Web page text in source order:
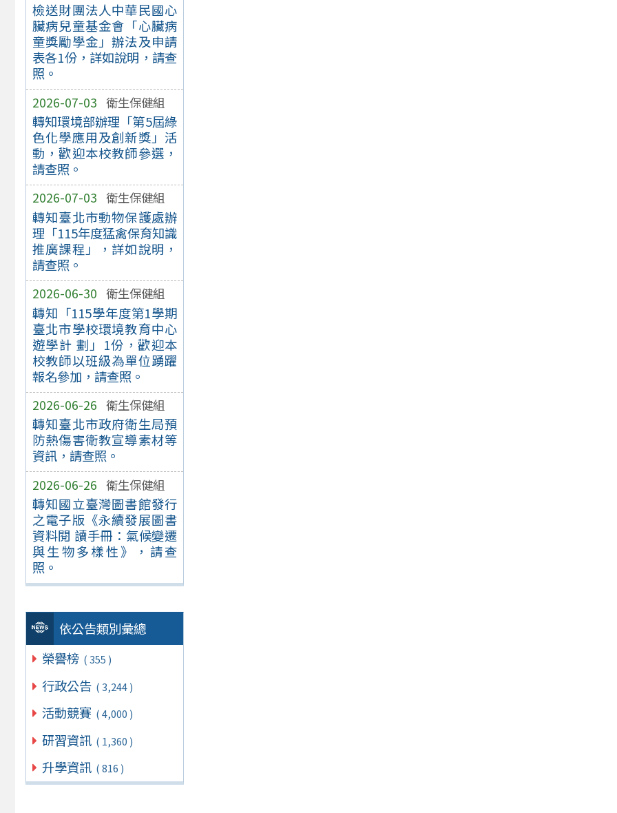
檢送財團法人中華民國心
臟病兒童基金會「心臟病
童獎勵學金」辦法及申請
表各1份，詳如說明，請查
照。
2026-07-03 衛生保健組
轉知環境部辦理「第5屆綠
色化學應用及創新獎」活
動，歡迎本校教師參選，
請查照。
2026-07-03 衛生保健組
轉知臺北市動物保護處辦
理「115年度猛禽保育知識
推廣課程」，詳如說明，
請查照。
2026-06-30 衛生保健組
轉知「115學年度第1學期
臺北市學校環境教育中心
遊學計 劃」1份，歡迎本
校教師以班級為單位踴躍
報名參加，請查照。
2026-06-26 衛生保健組
轉知臺北市政府衛生局預
防熱傷害衛教宣導素材等
資訊，請查照。
2026-06-26 衛生保健組
轉知國立臺灣圖書館發行
之電子版《永續發展圖書
資料閱 讀手冊：氣候變遷
與生物多樣性》，請查
照。
依公告類別彙總
榮譽榜 ( 355 )
行政公告 ( 3,244 )
活動競賽 ( 4,000 )
研習資訊 ( 1,360 )
升學資訊 ( 816 )